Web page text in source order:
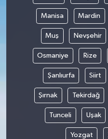
Manisa Mardin
Muş Nevşehir
Osmaniye Rize
Şanlıurfa Siirt
Şırnak Tekirdağ
Tunceli Uşak
Yozgat